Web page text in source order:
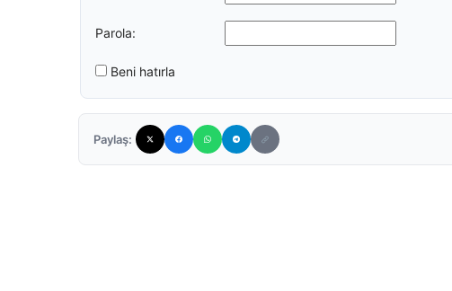
Parola:
Beni hatırla
Paylaş: